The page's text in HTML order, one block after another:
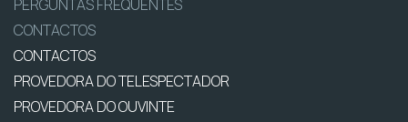
PERGUNTAS FREQUENTES
CONTACTOS
CONTACTOS
PROVEDORA DO TELESPECTADOR
PROVEDORA DO OUVINTE